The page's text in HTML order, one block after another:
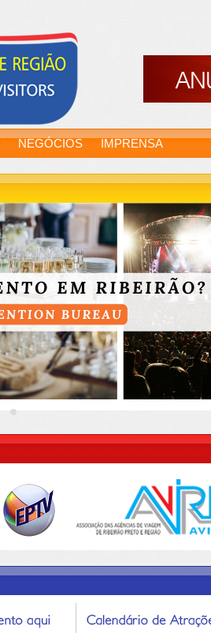
NEGÓCIOS IMPRENSA